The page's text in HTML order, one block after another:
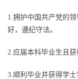
1.拥护中国共产党的
好，遵纪守法。
2.应届本科毕业生且
3.顺利毕业并获得学士